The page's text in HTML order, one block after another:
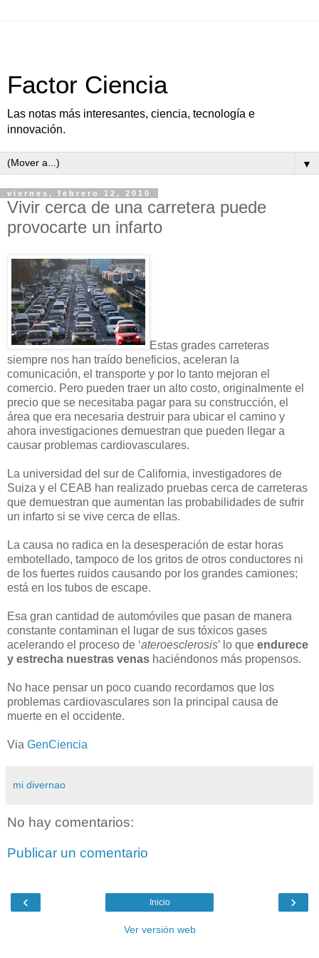
Factor Ciencia
Las notas más interesantes, ciencia, tecnología e
innovación.
▼
viernes, febrero 12, 2010
Vivir cerca de una carretera puede
provocarte un infarto
Estas grades carreteras
siempre nos han traído beneficios, aceleran la
comunicación, el transporte y por lo tanto mejoran el
comercio. Pero pueden traer un alto costo, originalmente el
precio que se necesitaba pagar para su construcción, el
área que era necesaria destruir para ubicar el camino y
ahora investigaciones demuestran que pueden llegar a
causar problemas cardiovasculares.
La universidad del sur de California, investigadores de
Suiza y el CEAB han realizado pruebas cerca de carreteras
que demuestran que aumentan las probabilidades de sufrir
un infarto si se vive cerca de ellas.
La causa no radica en la desesperación de estar horas
embotellado, tampoco de los gritos de otros conductores ni
de los fuertes ruidos causando por los grandes camiones;
está en los tubos de escape.
Esa gran cantidad de automóviles que pasan de manera
constante contaminan el lugar de sus tóxicos gases
acelerando el proceso de ‘ateroesclerosis’ lo que endurece
y estrecha nuestras venas haciéndonos más propensos.
No hace pensar un poco cuando recordamos que los
problemas cardiovasculares son la principal causa de
muerte en el occidente.
Via GenCiencia
mi divernao
No hay comentarios:
Publicar un comentario
‹ ›
Inicio
Ver versión web